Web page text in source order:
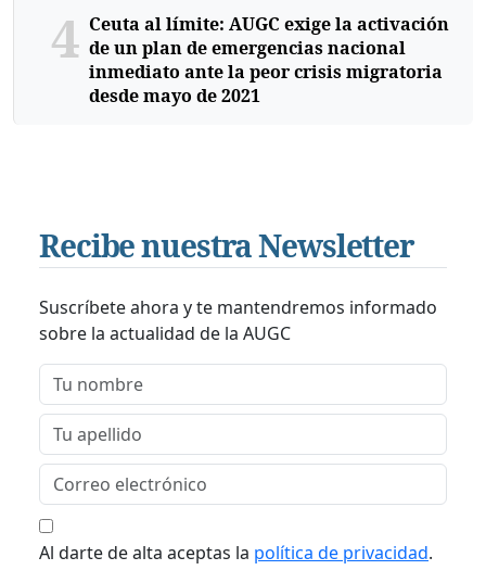
4 Ceuta al límite: AUGC exige la activación
de un plan de emergencias nacional
inmediato ante la peor crisis migratoria
desde mayo de 2021
Recibe nuestra Newsletter
Suscríbete ahora y te mantendremos informado
sobre la actualidad de la AUGC
Al darte de alta aceptas la política de privacidad.